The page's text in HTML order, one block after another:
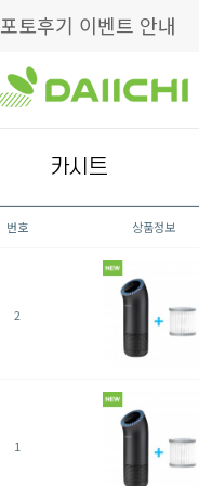
포토후기 이벤트 안내
카시트
번호 상품정보
2
1